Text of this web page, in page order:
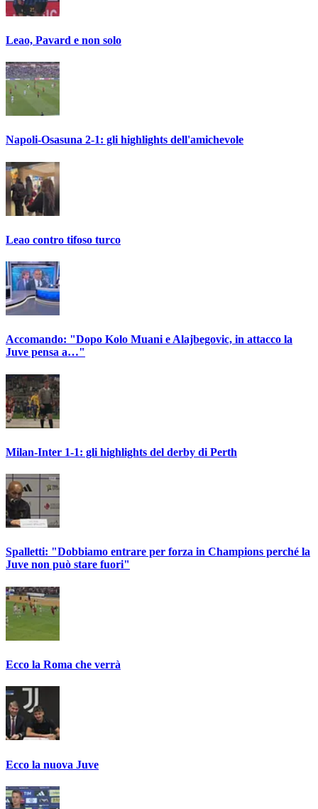
Leao, Pavard e non solo
Napoli-Osasuna 2-1: gli highlights dell'amichevole
Leao contro tifoso turco
Accomando: "Dopo Kolo Muani e Alajbegovic, in attacco la
Juve pensa a…"
Milan-Inter 1-1: gli highlights del derby di Perth
Spalletti: "Dobbiamo entrare per forza in Champions perché la
Juve non può stare fuori"
Ecco la Roma che verrà
Ecco la nuova Juve